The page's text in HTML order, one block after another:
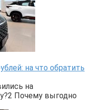
на что обратить
на
Почему выгодно